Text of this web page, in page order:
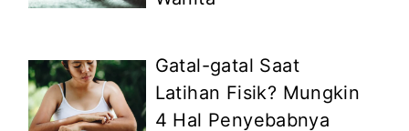
Gatal-gatal Saat
Latihan Fisik? Mungkin
4 Hal Penyebabnya